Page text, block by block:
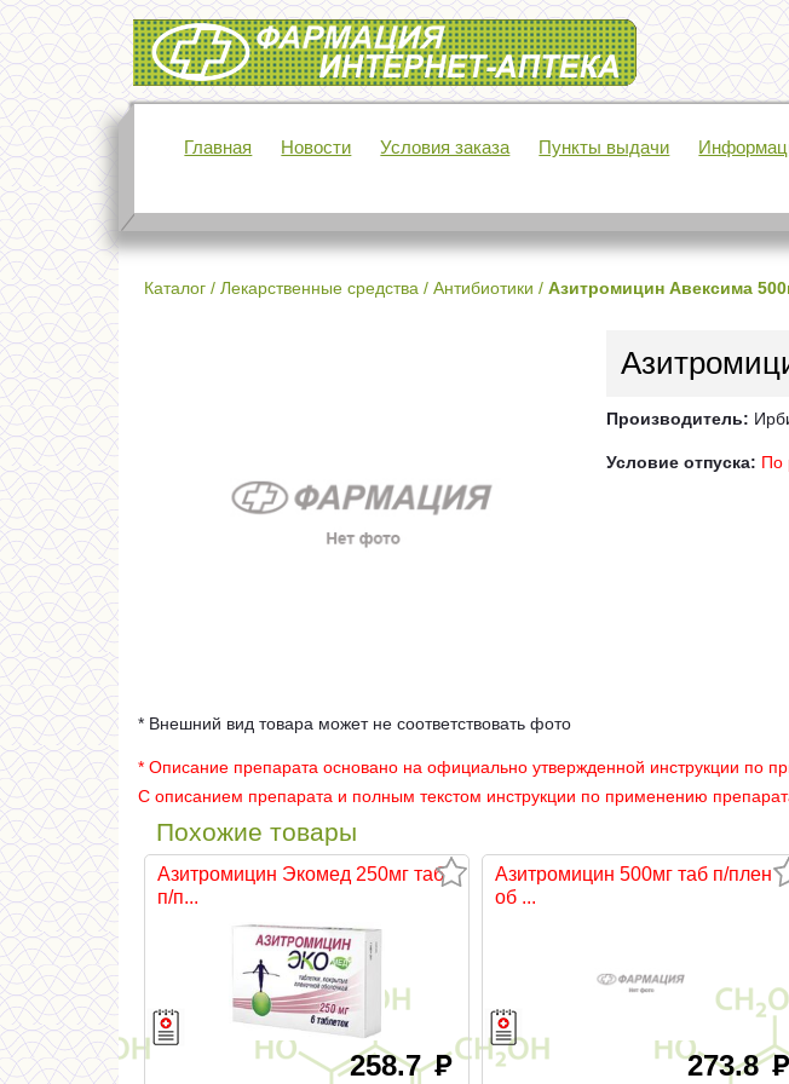
Интернет-аптека Фармация
Главная Новости Условия заказа Пункты выдачи
Каталог / Лекарственные средства / Антибиотики / Азитромицин Авексима
Производитель:
Условие отпуска: По
* Внешний вид товара может не соответствовать фото
* Описание препарата основано на официально утвержденной инструкции по
С описанием препарата и полным текстом инструкции по применению
Похожие товары
Азитромицин Экомед 250мг таб
п/п...
258.7руб
Азитромицин 500мг таб п/плен
об ...
273.8руб